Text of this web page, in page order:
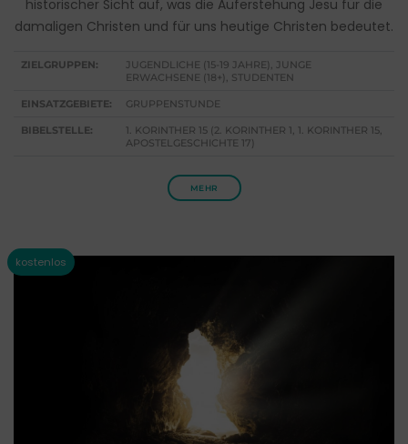
historischer Sicht auf, was die Auferstehung Jesu für die
damaligen Christen und für uns heutige Christen bedeutet.
ZIELGRUPPEN:
JUGENDLICHE (15-19 JAHRE), JUNGE
ERWACHSENE (18+), STUDENTEN
EINSATZGEBIETE: GRUPPENSTUNDE
BIBELSTELLE:
1. KORINTHER 15 (2. KORINTHER 1, 1. KORINTHER 15,
APOSTELGESCHICHTE 17)
MEHR